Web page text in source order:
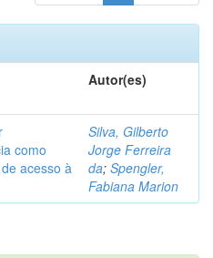
Autor(es)
como
acesso à
Silva, Gilberto
Jorge Ferreira
da; Spengler,
Fabiana Marion